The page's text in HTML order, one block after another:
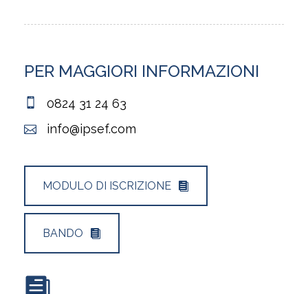
PER MAGGIORI INFORMAZIONI
0824 31 24 63
info@ipsef.com
MODULO DI ISCRIZIONE
BANDO